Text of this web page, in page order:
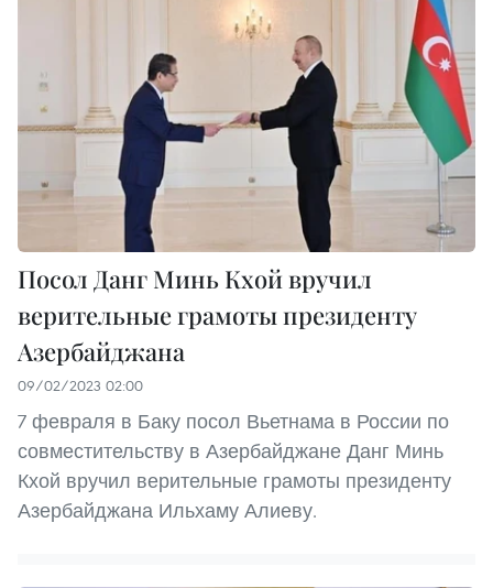
Посол Данг Минь Кхой вручил
верительные грамоты президенту
Азербайджана
09/02/2023 02:00
7 февраля в Баку посол Вьетнама в России по
совместительству в Азербайджане Данг Минь
Кхой вручил верительные грамоты президенту
Азербайджана Ильхаму Алиеву.